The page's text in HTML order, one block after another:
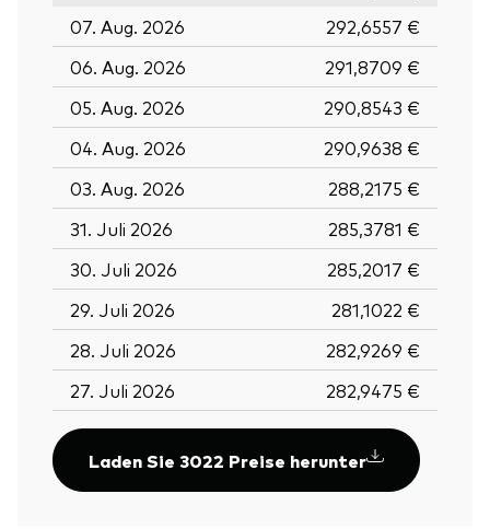
07. Aug. 2026
292,6557 €
06. Aug. 2026
291,8709 €
05. Aug. 2026
290,8543 €
04. Aug. 2026
290,9638 €
03. Aug. 2026
288,2175 €
31. Juli 2026
285,3781 €
30. Juli 2026
285,2017 €
29. Juli 2026
281,1022 €
28. Juli 2026
282,9269 €
27. Juli 2026
282,9475 €
Laden Sie 3022 Preise herunter